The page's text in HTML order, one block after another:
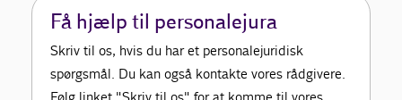
Få hjælp til personalejura
Skriv til os, hvis du har et personalejuridisk
spørgsmål. Du kan også kontakte vores rådgivere.